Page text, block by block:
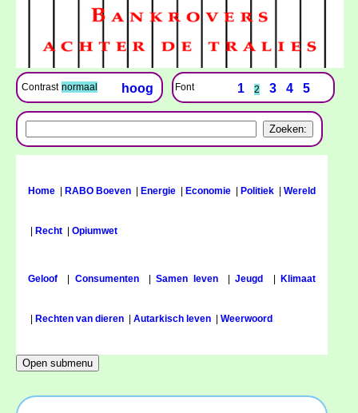
Contrast normaal hoog Font 1 2 3 4 5
Home RABO Boeven Energie Economie Politiek Wereld
Recht Opiumwet
Geloof Consumenten|Samen leven|Jeugd Klimaat
Rechten van dieren Autarkisch leven Weerwoord